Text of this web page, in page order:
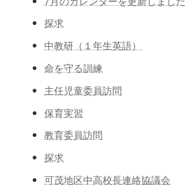
探求
中教研（１年生英語）
命を守る訓練
主任児童委員訪問
保育実習
教育委員訪問
探求
可茂地区中高校長連絡協議会